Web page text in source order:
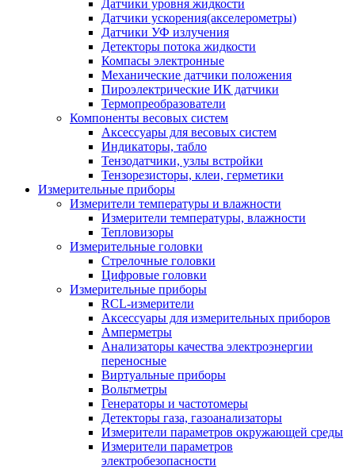
Датчики уровня жидкости
Датчики ускорения(акселерометры)
Датчики УФ излучения
Детекторы потока жидкости
Компасы электронные
Механические датчики положения
Пироэлектрические ИК датчики
Термопреобразователи
Компоненты весовых систем
Аксессуары для весовых систем
Индикаторы, табло
Тензодатчики, узлы встройки
Тензорезисторы, клеи, герметики
Измерительные приборы
Измерители температуры и влажности
Измерители температуры, влажности
Тепловизоры
Измерительные головки
Стрелочные головки
Цифровые головки
Измерительные приборы
RCL-измерители
Аксессуары для измерительных приборов
Амперметры
Анализаторы качества электроэнергии
переносные
Виртуальные приборы
Вольтметры
Генераторы и частотомеры
Детекторы газа, газоанализаторы
Измерители параметров окружающей среды
Измерители параметров
электробезопасности